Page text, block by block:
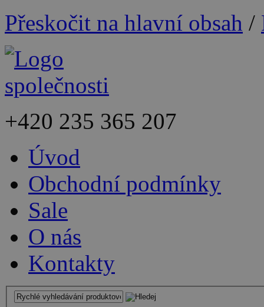
Přeskočit na hlavní obsah /
+420 235 365 207
Úvod
Obchodní podmínky
Sale
O nás
Kontakty